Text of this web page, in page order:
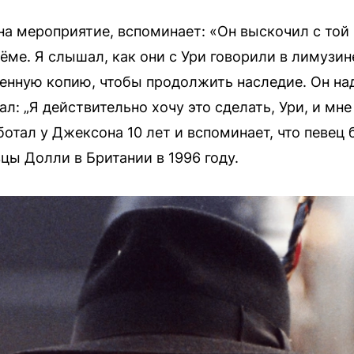
мероприятие, вспоминает: «Он выскочил с той
Я слышал, как они с Ури говорили в
копию, чтобы продолжить наследие. Он
„Я действительно хочу это сделать, Ури, и
у Джексона 10 лет и вспоминает, что
Долли в Британии в 1996 году.